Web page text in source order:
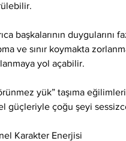
başkalarının
ve sınır koymakta
yol açabilir.
yük” taşıma
güçleriyle çoğu şeyi
Karakter Enerjisi